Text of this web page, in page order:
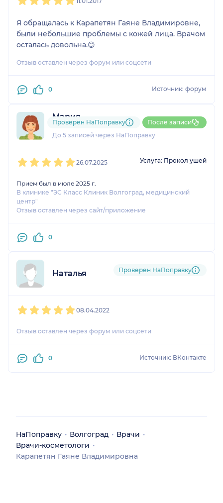
Я обращалась к Карапетян Гаяне Владимировне,
были небольшие проблемы с кожей лица. Врачом
осталась довольна.😊
Отзыв оставлен через форум или соцсети
0 Источник: форум
Мария
1 отзыви1 оценка
До 5 записей через НаПоправку
Проверен НаПоправку После записи
26.07.2025 Услуга: Прокол ушей
Прием был в июле 2025 г.
В клинике "ЭС Класс Клиник Волгоград, медицинский
центр"
Отзыв оставлен через сайт/приложение
0
Наталья Проверен НаПоправку
08.04.2022
Отзыв оставлен через форум или соцсети
0 Источник: ВКонтакте
НаПоправку Волгоград
Врачи
Врачи-косметологи
Карапетян Гаяне Владимировна